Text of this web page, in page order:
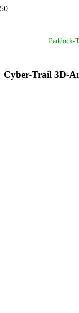
Paddock-
Cyber-Trail 3D-